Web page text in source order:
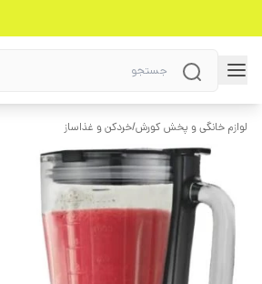
لوازم خانگی و پخش کورش/خردکن و غذاساز